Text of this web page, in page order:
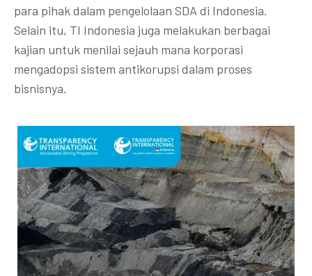
para pihak dalam pengelolaan SDA di Indonesia.
Selain itu, TI Indonesia juga melakukan berbagai
kajian untuk menilai sejauh mana korporasi
mengadopsi sistem antikorupsi dalam proses
bisnisnya.